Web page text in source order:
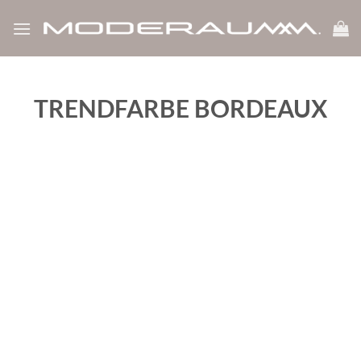
Inhalt
TRENDFARBE BORDEAUX